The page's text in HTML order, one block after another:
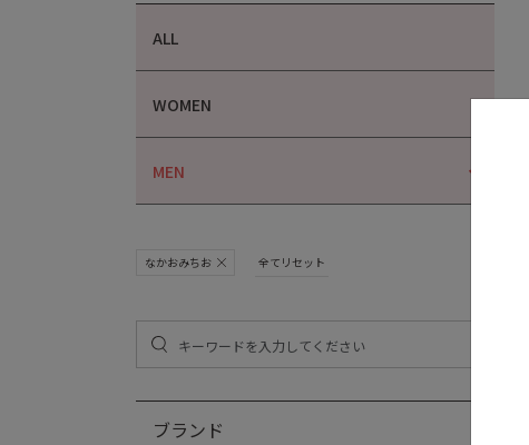
ALL
WOMEN
MEN
なかおみちお 全てリセット
ブランド